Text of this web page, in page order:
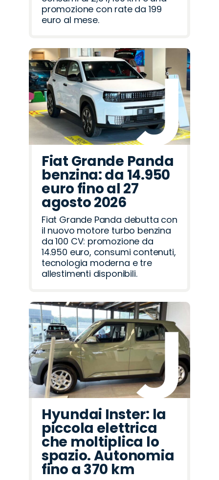
promozione con rate da 199
euro al mese.
Fiat Grande Panda
benzina: da 14.950
euro fino al 27
agosto 2026
Fiat Grande Panda debutta con
il nuovo motore turbo benzina
da 100 CV: promozione da
14.950 euro, consumi contenuti,
tecnologia moderna e tre
allestimenti disponibili.
Hyundai Inster: la
piccola elettrica
che moltiplica lo
spazio. Autonomia
fino a 370 km